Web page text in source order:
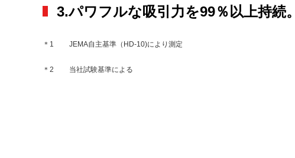
3.パワフルな吸引力を99％以上持続
＊1 JEMA自主基準（HD-10)により測定
＊2 当社試験基準による